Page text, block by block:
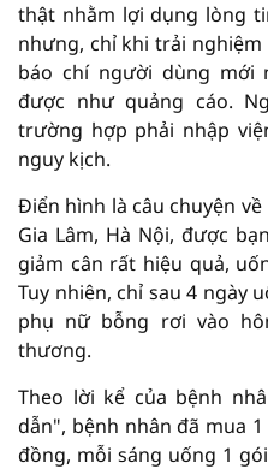
thật nhằm lợi dụng lòng
nhưng, chỉ khi trải
báo chí người dùng mới
được như quảng cáo.
trường hợp phải nhập
nguy kịch.
Điển hình là câu chuyện
Gia Lâm, Hà Nội, được
giảm cân rất hiệu quả,
Tuy nhiên, chỉ sau 4 ngày
phụ nữ bỗng rơi vào
thương.
Theo lời kể của bệnh
dẫn", bệnh nhân đã mua
đồng, mỗi sáng uống 1